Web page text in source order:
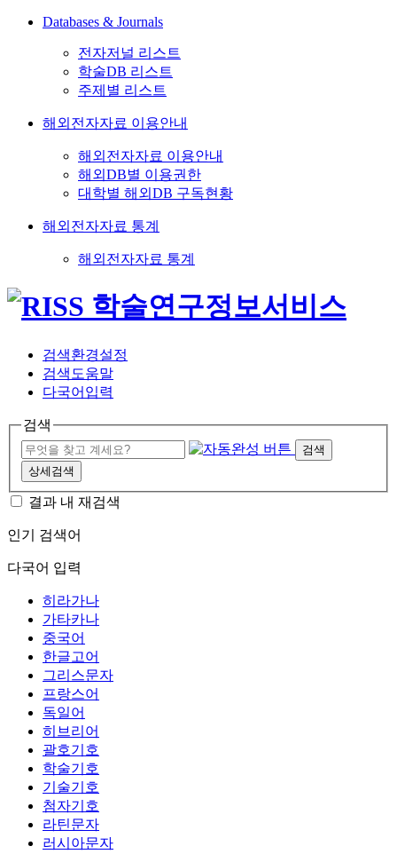
Databases & Journals
전자저널 리스트
학술DB 리스트
주제별 리스트
해외전자자료 이용안내
해외전자자료 이용안내
해외DB별 이용권한
대학별 해외DB 구독현황
해외전자자료 통계
해외전자자료 통계
검색환경설정
검색도움말
다국어입력
검색
검색
상세검색
결과 내 재검색
인기 검색어
다국어 입력
히라가나
가타카나
중국어
한글고어
그리스문자
프랑스어
독일어
히브리어
괄호기호
학술기호
기술기호
첨자기호
라틴문자
러시아문자